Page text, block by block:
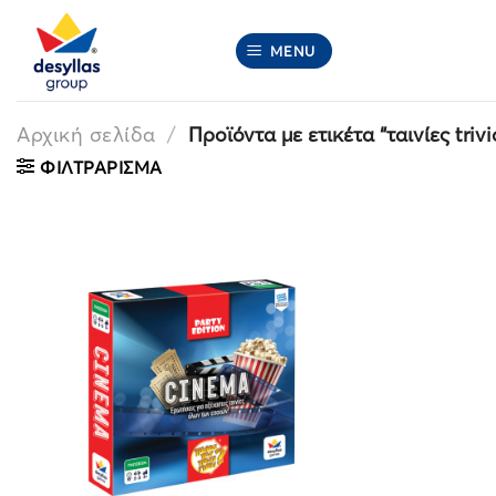
Μετάβαση
περιεχόμενο
MENU
Αρχική σελίδα / Προϊόντα με ετικέτα “ταινίες
ΦΙΛΤΡΆΡΙΣΜΑ